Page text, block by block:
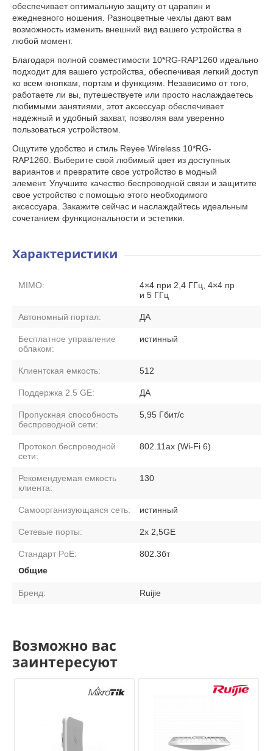
обеспечивает оптимальную защиту от царапин и
ежедневного ношения. Разноцветные чехлы дают вам
возможность изменить внешний вид вашего устройства в
любой момент.
Благодаря полной совместимости 10*RG-RAP1260 идеально
подходит для вашего устройства, обеспечивая легкий доступ
ко всем кнопкам, портам и функциям. Независимо от того,
работаете ли вы, путешествуете или просто наслаждаетесь
любимыми занятиями, этот аксессуар обеспечивает
надежный и удобный захват, позволяя вам уверенно
пользоваться устройством.
Ощутите удобство и стиль Reyee Wireless 10*RG-
RAP1260. Выберите свой любимый цвет из доступных
вариантов и превратите свое устройство в модный
элемент. Улучшите качество беспроводной связи и защитите
свое устройство с помощью этого необходимого
аксессуара. Закажите сейчас и наслаждайтесь идеальным
сочетанием функциональности и эстетики.
Характеристики
MIMO:
4×4 при 2,4 ГГц, 4×4 пр
и 5 ГГц
Автономный портал: ДА
Бесплатное управление
облаком:
истинный
Клиентская емкость: 512
Поддержка 2.5 GE: ДА
Пропускная способность
беспроводной сети:
5,95 Гбит/с
Протокол беспроводной
сети:
802.11ax (Wi-Fi 6)
Рекомендуемая емкость
клиента:
130
Самоорганизующаяся сеть: истинный
Сетевые порты: 2x 2,5GE
Стандарт PoE: 802.3бт
Общие
Бренд: Ruijie
Возможно вас
заинтересуют